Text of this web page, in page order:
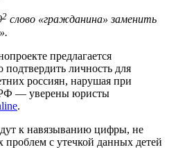
2 слово «гражданина» заменить
предлагается
подтвердить личность для
россиян, нарушая при
— уверены юристы
.
к навязыванию цифры, не
проблем с утечкой данных детей